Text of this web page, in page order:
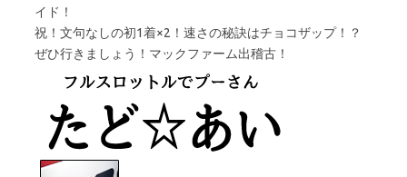
イド！
祝！文句なしの初1着×2！速さの秘訣はチョコザップ！？
ぜひ行きましょう！マックファーム出稽古！